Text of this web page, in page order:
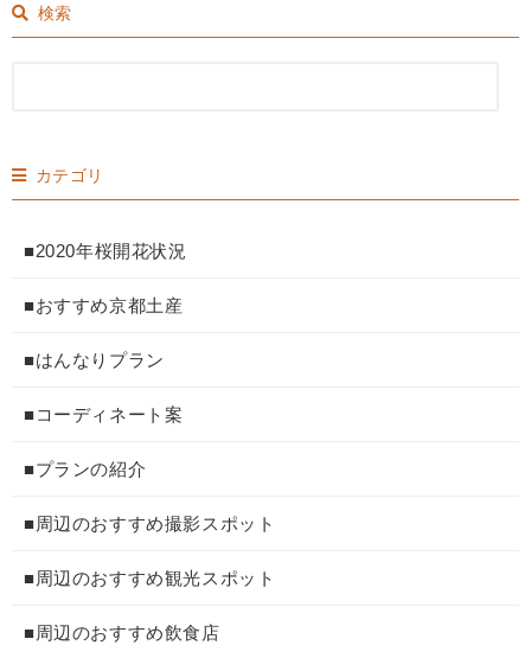
検索
カテゴリ
■2020年桜開花状況
■おすすめ京都土産
■はんなりプラン
■コーディネート案
■プランの紹介
■周辺のおすすめ撮影スポット
■周辺のおすすめ観光スポット
■周辺のおすすめ飲食店